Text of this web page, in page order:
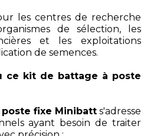
les centres de recherche
de sélection, les
et les exploitations
de semences.
ce kit de battage à poste
fixe Minibatts'adresse
ayant besoin de traiter